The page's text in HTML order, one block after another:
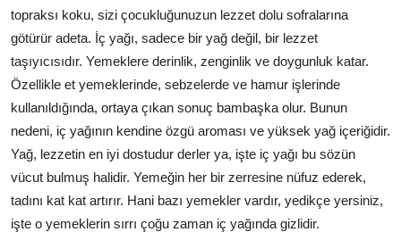
Mutfak Temizliği & Pratik Bilgiler
Anne & Bebek Beslenmesi
Mutfak Sırları & Teknikler
Gıda Sözlüğü & Nedir?
Yemek Tarifleri & Menüler
topraksı koku, sizi çocukluğunuzun lezzet dolu sofralarına
götürür adeta. İç yağı, sadece bir yağ değil, bir lezzet
taşıyıcısıdır. Yemeklere derinlik, zenginlik ve doygunluk katar.
Özellikle et yemeklerinde, sebzelerde ve hamur işlerinde
kullanıldığında, ortaya çıkan sonuç bambaşka olur. Bunun
nedeni, iç yağının kendine özgü aroması ve yüksek yağ içeriğidir.
Yağ, lezzetin en iyi dostudur derler ya, işte iç yağı bu sözün
vücut bulmuş halidir. Yemeğin her bir zerresine nüfuz ederek,
tadını kat kat artırır. Hani bazı yemekler vardır, yedikçe yersiniz,
işte o yemeklerin sırrı çoğu zaman iç yağında gizlidir.